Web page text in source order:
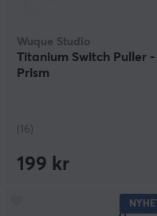
Wuque Studio
Titanium Switch Puller -
Prism
(16)
199 kr
NYHET